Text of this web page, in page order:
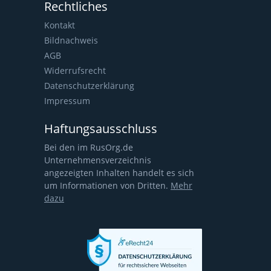
Rechtliches
Kontakt
Bildnachweis
AGB
Widerrufsrecht
Datenschutzerklärung
Impressum
Haftungsausschluss
Bei den im RusOrg.de
Unternehmensverzeichnis
angezeigten Inhalten handelt es sich
um Informationen von Dritten. Mehr
dazu